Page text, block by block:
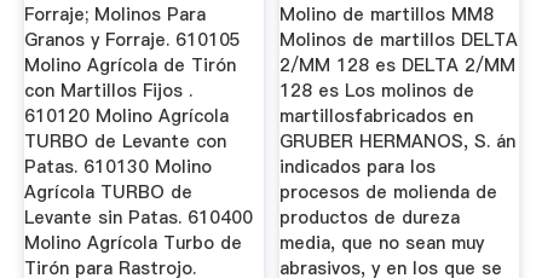
Forraje; Molinos Para
Granos y Forraje. 610105
Molino Agrícola de Tirón
con Martillos Fijos .
610120 Molino Agrícola
TURBO de Levante con
Patas. 610130 Molino
Agrícola TURBO de
Levante sin Patas. 610400
Molino Agrícola Turbo de
Tirón para Rastrojo.
Molino de martillos MM8
Molinos de martillos DELTA
2/MM 128 es DELTA 2/MM
128 es Los molinos de
martillosfabricados en
GRUBER HERMANOS, S. án
indicados para los
procesos de molienda de
productos de dureza
media, que no sean muy
abrasivos, y en los que se